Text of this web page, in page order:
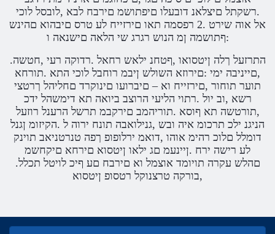
.רשקתל םיצלאנ דובעלו םיפתושמ םירבח לבא ,לובסל לוכי
אל אוה שירט .2 רפסמה תאו םירזייח לע טרס םיבהוא םהינש
:ףתושמה ןמ הנוש רגרג שי הלאה םישנאה ו
.התרזעל ךלה ןיטסואו ,ףטחנ ילאש רחאל .רדוקה רעי ,חטשה
,םייניבה ימי :םירוזא השולש ןיבמ רוחבל לוכי התא .תורחא
תוער תוחור ,םירזייח וא – םיברועו םינוקרד םחליהל ךרטצי
רשא ,וב יול .רתוי הליעי הרוצב ביואה תא דימשהל ידכ
,תורטשה תא ףוסא .תוריהמב םירקבמ תרשל הרענל רוזעל
הניגנ ילכ תרכומ איה ובש ,גנילואבה תונח ירוה ל .הקיזומ ןגנל
דומלל םלוכ רהימ אוהו ,דואמ ירלופופ ךפה טנרטניאב תוינק
לע רישה ירח .ןיינעמ םג ילאו ןיטסוא םירחא םיקחשמ
.םהלש עקרה תויומד אוצמל וא םירבח םע ףיכ לויטל תכלל
,בורקה טרצנוקל רטסופ ןיטסוא